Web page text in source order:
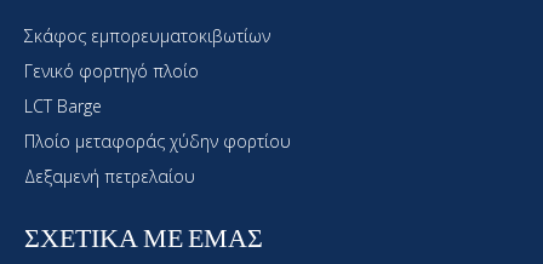
Σκάφος εμπορευματοκιβωτίων
Γενικό φορτηγό πλοίο
LCT Barge
Πλοίο μεταφοράς χύδην φορτίου
Δεξαμενή πετρελαίου
ΣΧΕΤΙΚΑ ΜΕ ΕΜΑΣ